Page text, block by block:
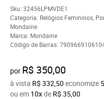
Sku: 32456LPMVDE1
Categoria: Relógios Femininos
Mondaine
Marca: Mondaine
Código de Barras:
por R$ 350,00
à vista R$ 332,50 economize
ou em 10xde R$ 35,00